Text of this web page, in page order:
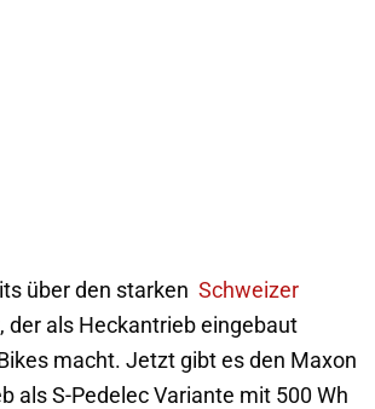
über den starken Schweizer
, der als Heckantrieb eingebaut
macht. Jetzt gibt es den Maxon
als S-Pedelec Variante mit 500 Wh